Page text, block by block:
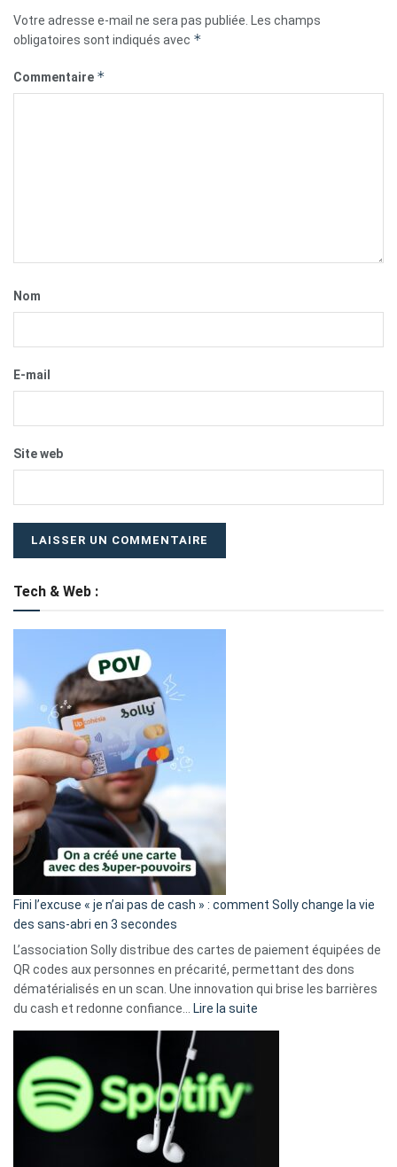
Votre adresse e-mail ne sera pas publiée. Les champs
obligatoires sont indiqués avec *
Commentaire *
Nom
E-mail
Site web
Tech & Web :
Fini l’excuse « je n’ai pas de cash » : comment Solly change la vie
des sans-abri en 3 secondes
L’association Solly distribue des cartes de paiement équipées de
QR codes aux personnes en précarité, permettant des dons
dématérialisés en un scan. Une innovation qui brise les barrières
du cash et redonne confiance… Lire la suite